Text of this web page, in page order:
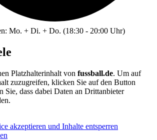
Mo. + Di. + Do. (18:30 - 20:00 Uhr)
Platzhalterinhalt von fussball.de. Um auf
zuzugreifen, klicken Sie auf den Button
Sie, dass dabei Daten an Drittanbieter
akzeptieren und Inhalte entsperren